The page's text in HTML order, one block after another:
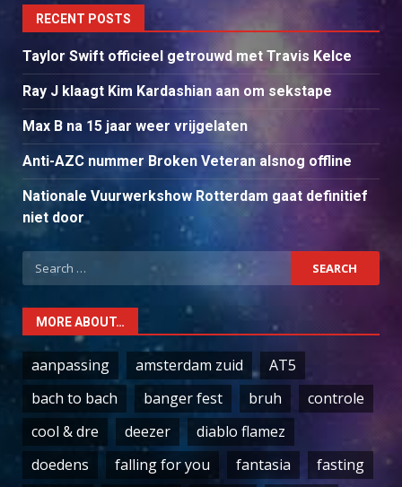
RECENT POSTS
Taylor Swift officieel getrouwd met Travis Kelce
Ray J klaagt Kim Kardashian aan om sekstape
Max B na 15 jaar weer vrijgelaten
Anti-AZC nummer Broken Veteran alsnog offline
Nationale Vuurwerkshow Rotterdam gaat definitief
niet door
Search
for:
MORE ABOUT…
aanpassing amsterdam zuid
AT5
bach to bach
banger fest bruh
controle
cool & dre
deezer
diablo flamez
doedens
falling for you fantasia
fasting